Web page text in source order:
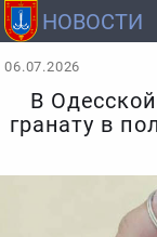
06.07.2026
В
гранату в